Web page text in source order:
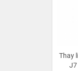
Thay
J7